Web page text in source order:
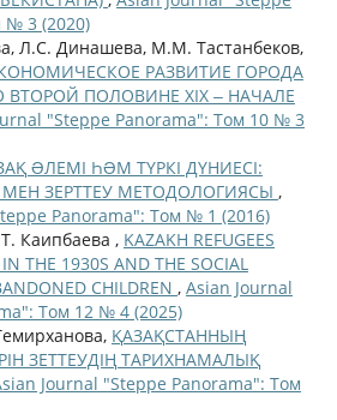
№ 3 (2020)
Л.С. Динашева, М.М. Тастанбеков,
РАЗВИТИЕ ГОРОДА
ВТОРОЙ ПОЛОВИНЕ ХІХ ‒ НАЧАЛЕ
"Steppe Panorama": Том 10 № 3
ƏЛЕМІ ҺƏМ ТҮРКІ ДҮНИЕСІ:
ЗЕРТТЕУ МЕТОДОЛОГИЯСЫ ,
Panorama": Том № 1 (2016)
Каипбаева , KAZAKH REFUGEES
THE 1930S AND THE SOCIAL
CHILDREN , Asian Journal
Том 12 № 4 (2025)
ҚАЗАҚСТАННЫҢ
ЗЕТТЕУДІҢ ТАРИХНАМАЛЫҚ
Journal "Steppe Panorama": Том